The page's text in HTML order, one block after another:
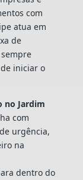
com
atua em
de
sempre
iniciar o
no Jardim
com
urgência,
na
dentro do